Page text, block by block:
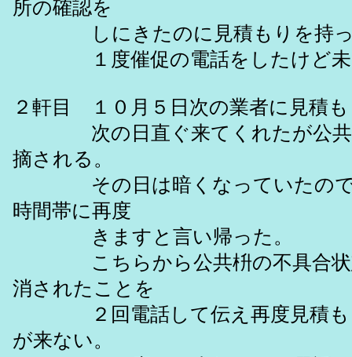
所の確認を
しにきたのに見積もりを持っ
１度催促の電話をしたけど未
２軒目 １０月５日次の業者に見積
次の日直ぐ来てくれたが公共
摘される。
その日は暗くなっていたので
時間帯に再度
きますと言い帰った。
こちらから公共枡の不具合状
消されたことを
２回電話して伝え再度見積も
が来ない。